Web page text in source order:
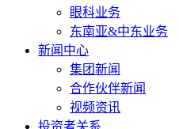
眼科业务
东南亚&中东业务
新闻中心
集团新闻
合作伙伴新闻
视频资讯
投资者关系